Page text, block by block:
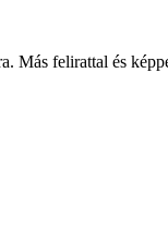
Más felirattal és